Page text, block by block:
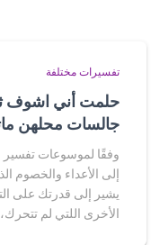
تفسيرات مختلفة
حلمت أني اشوف
جالسات محلهن
وفقًا لموسوعات تفسير
إلى الأعداء والخصوم
يشير إلى قدرتك على
الأخرى اللتي لم